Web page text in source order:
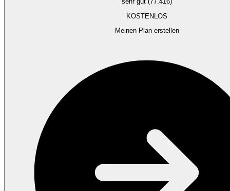
KOSTENLOS
Meinen Plan erstellen